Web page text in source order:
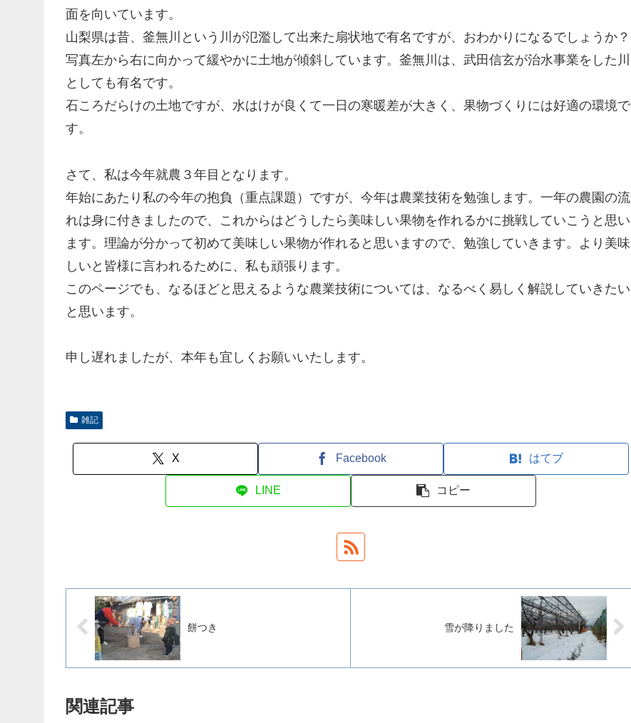
面を向いています。
山梨県は昔、釜無川という川が氾濫して出来た扇状地で有名ですが、おわかりになるでしょうか？
写真左から右に向かって緩やかに土地が傾斜しています。釜無川は、武田信玄が治水事業をした川
としても有名です。
石ころだらけの土地ですが、水はけが良くて一日の寒暖差が大きく、果物づくりには好適の環境で
す。
さて、私は今年就農３年目となります。
年始にあたり私の今年の抱負（重点課題）ですが、今年は農業技術を勉強します。一年の農園の流
れは身に付きましたので、これからはどうしたら美味しい果物を作れるかに挑戦していこうと思い
ます。理論が分かって初めて美味しい果物が作れると思いますので、勉強していきます。より美味
しいと皆様に言われるために、私も頑張ります。
このページでも、なるほどと思えるような農業技術については、なるべく易しく解説していきたい
と思います。
申し遅れましたが、本年も宜しくお願いいたします。
雑記
X Facebook はてブ
LINE コピー
餅つき 雪が降りました
関連記事